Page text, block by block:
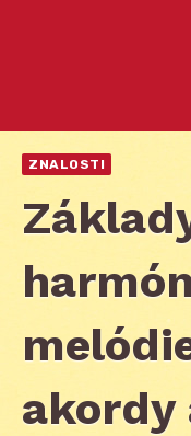
ZNALOSTI
akordy